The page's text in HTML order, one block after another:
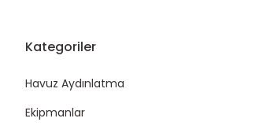
Kategoriler
Havuz Aydınlatma
Ekipmanlar